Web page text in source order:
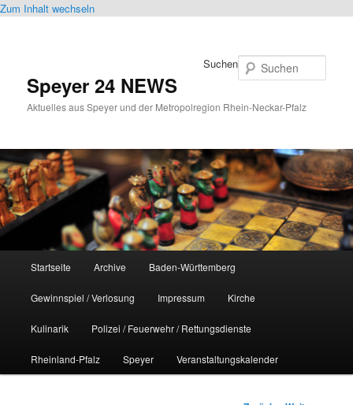
Zum Inhalt wechseln
Speyer 24 NEWS
Aktuelles aus Speyer und der Metropolregion Rhein-Neckar-Pfalz
Suchen
Startseite Archive Baden-Württemberg
Gewinnspiel / Verlosung Impressum Kirche
Kulinarik Polizei / Feuerwehr / Rettungsdienste
Rheinland-Pfalz Speyer Veranstaltungskalender